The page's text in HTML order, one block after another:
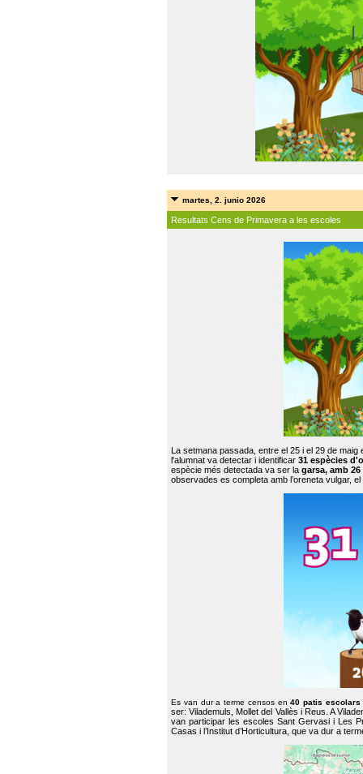
martes, 2. junio 2026
Resultats Cens de Primavera a les escoles
La setmana passada, entre el 25 i el 29 de
l'alumnat va detectar i identificar 31 espècies
espècie més detectada va ser la garsa, amb
observades es completa amb l’oreneta vulgar,
Es van dur a terme censos en40 patis escolars
ser: Vilademuls, Mollet del Vallès i Reus. A
van participar les escoles Sant Gervasi i Les
Casas i l’Institut d’Horticultura, que va dur a